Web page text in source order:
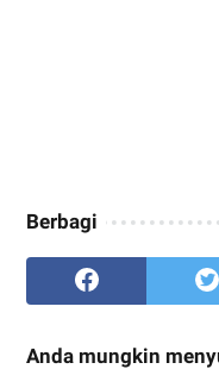
Berbagi
Anda mungkin